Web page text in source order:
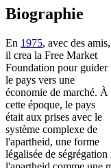
Biographie
En 1975, avec des amis,
il crea la Free Market
Foundation pour guider
le pays vers une
économie de marché. À
cette époque, le pays
était aux prises avec le
système complexe de
l'apartheid, une forme
légalisée de